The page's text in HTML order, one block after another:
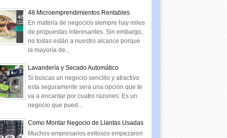
48 Microemprendimientos Rentables
En materia de negocios siempre hay miles
de propuestas interesantes. Sin embargo,
no todas están a nuestro alcance porque
la mayoría de...
Lavandería y Secado Automático
Si buscas un negocio sencillo y atractivo
esta seguramente sera una opción que te
va a encantar por cuatro razones: Es un
negocio que pued...
Como Montar Negocio de Llantas Usadas
Muchos empresarios exitosos empezaron